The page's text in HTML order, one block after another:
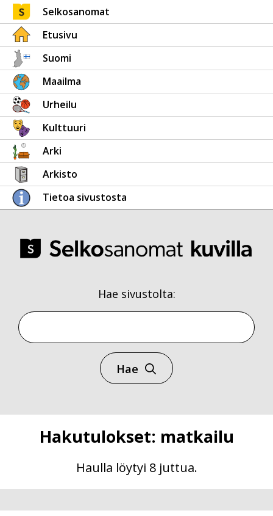
Selkosanomat
Etusivu
Suomi
Maailma
Urheilu
Kulttuuri
Arki
Arkisto
Tietoa sivustosta
Hae sivustolta:
Hae
Hakutulokset: matkailu
Haulla löytyi 8juttua.